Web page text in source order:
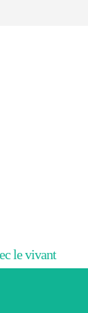
le vivant